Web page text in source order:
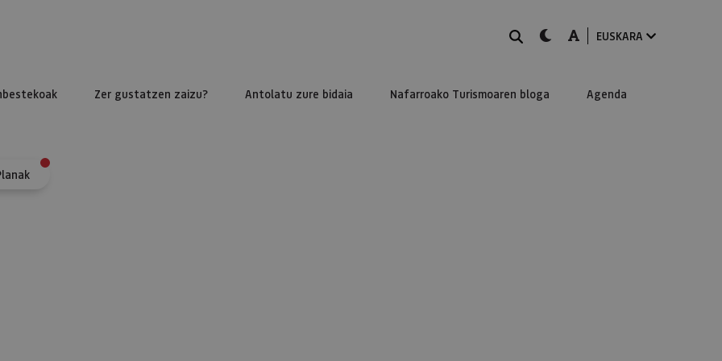
BILATUdark-mode
A-modeEUSKARA
Zer gustatzen zaizu? Antolatu zure bidaia Nafarroako Turismoaren bloga Agenda